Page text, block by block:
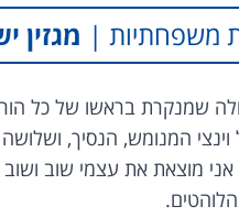
מגזין
הגדולה שמנקרת בראשו של
המנומש, הנסיך, ושלושה
מוצאת את עצמי שוב ושוב